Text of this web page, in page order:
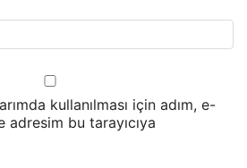
kullanılması için adım, e-
bu tarayıcıya